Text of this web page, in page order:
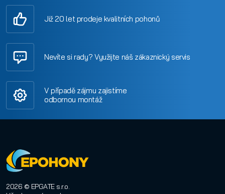
Již 20 let prodeje kvalitních pohonů
Nevíte si rady? Využijte náš zákaznický servis
V případě zájmu zajistíme
odbornou montáž
2026 © EPGATE s.r.o.